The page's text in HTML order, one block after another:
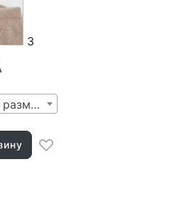
3
"один размер"